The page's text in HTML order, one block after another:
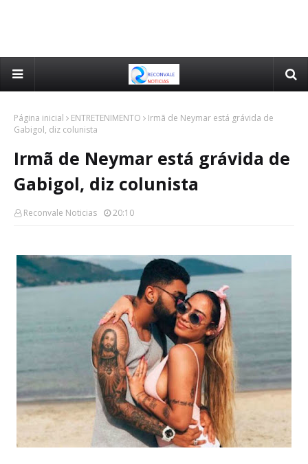
Página inicial ENTRETENIMENTO
Irmã de Neymar está grávida de
Gabigol, diz colunista
Irmã de Neymar está grávida de
Gabigol, diz colunista
Reconvale Noticias 20:10